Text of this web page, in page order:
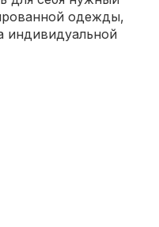
одежды,
индивидуальной